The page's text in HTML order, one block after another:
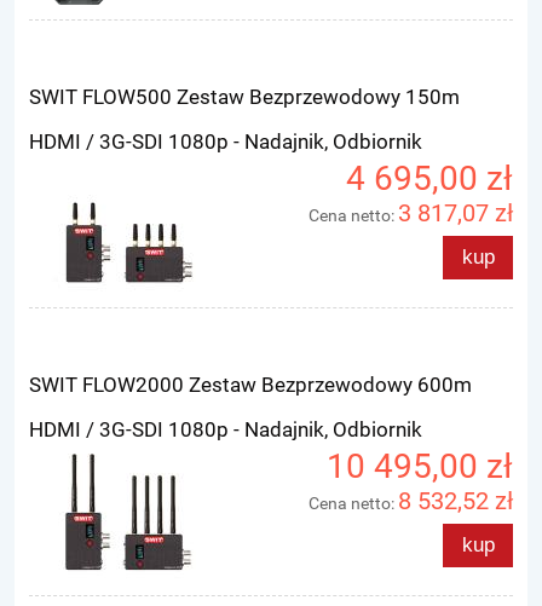
SWIT FLOW500 Zestaw Bezprzewodowy 150m
HDMI / 3G-SDI 1080p - Nadajnik, Odbiornik
4 695,00 zł
Cena netto: 3 817,07 zł
kup
SWIT FLOW2000 Zestaw Bezprzewodowy 600m
HDMI / 3G-SDI 1080p - Nadajnik, Odbiornik
10 495,00 zł
Cena netto: 8 532,52 zł
kup